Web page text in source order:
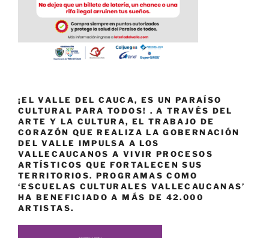
¡EL VALLE DEL CAUCA, ES UN PARAÍSO
CULTURAL PARA TODOS! . A TRAVÉS DEL
ARTE Y LA CULTURA, EL TRABAJO DE
CORAZÓN QUE REALIZA LA GOBERNACIÓN
DEL VALLE IMPULSA A LOS
VALLECAUCANOS A VIVIR PROCESOS
ARTÍSTICOS QUE FORTALECEN SUS
TERRITORIOS. PROGRAMAS COMO
‘ESCUELAS CULTURALES VALLECAUCANAS’
HA BENEFICIADO A MÁS DE 42.000
ARTISTAS.